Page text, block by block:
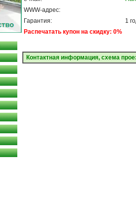
WWW-адрес:
Гарантия:
Распечатать купон на скидку: 0%
1
Контактная информация, схема